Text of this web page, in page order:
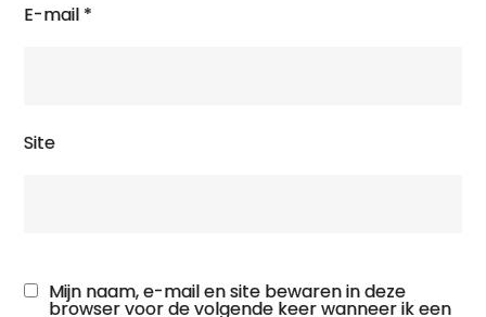
E-mail *
Site
Mijn naam, e-mail en site bewaren in deze
browser voor de volgende keer wanneer ik een